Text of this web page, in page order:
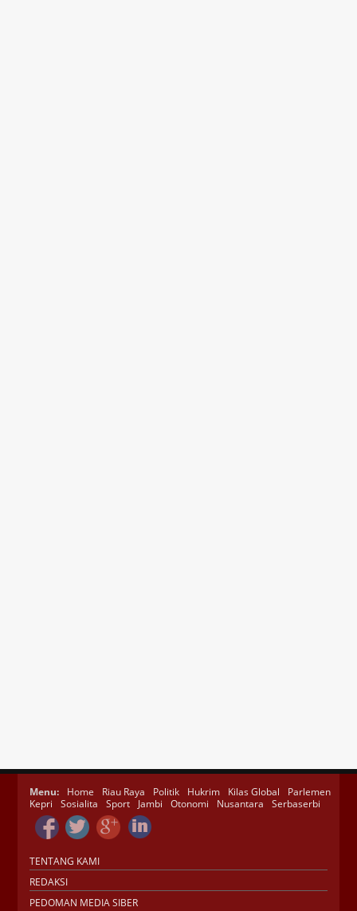
Menu: Home Riau Raya Politik Hukrim Kilas Global
Parlemen
Kepri
Sosialita Sport Jambi Otonomi Nusantara Serbaserbi
TENTANG KAMI
REDAKSI
PEDOMAN MEDIA SIBER